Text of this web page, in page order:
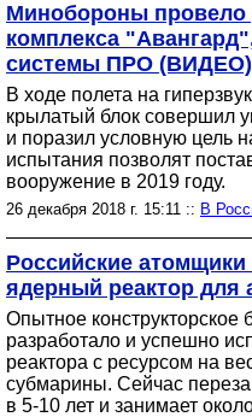
Минобороны
комплекса
системы ПРО (ВИДЕО)
В ходе полета на
крылатый блок совершил
и поразил условную цель
испытания позволят
вооружение в 2019 году.
26 декабря 2018 г. 15:11 :: В
Российские
ядерный реактор для
Опытное
разработало и успешно
реактора с ресурсом на
субмарины. Сейчас
в 5-10 лет и занимает